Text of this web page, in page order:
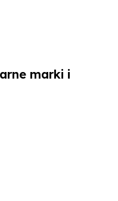
marki i